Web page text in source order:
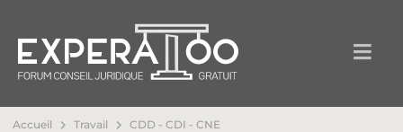
Accueil Travail CDD - CDI - CNE